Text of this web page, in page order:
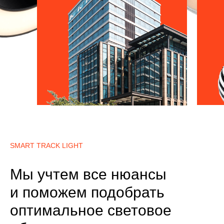
SMART TRACK LIGHT
Мы учтем все нюансы
и поможем подобрать
оптимальное световое